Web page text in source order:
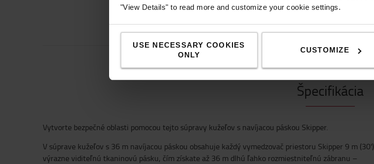
"View Details" to read more and customize your cookie settings.
USE NECESSARY COOKIES
ONLY
CUSTOMIZE
Špecifikácia
Vytvorte bezpečné oblasti pomocou tejto súpravy kužeľov s navíjacou páskou Skipper.
V súprave kužeľov s 36 m navíjacou páskou obsahuje každý vymedzovač priestoru Skipper 9 m (30')
výrazne viditeľnú tkaninovú pásku, čím získate až 36 m dlhú ľahko rozmiestniteľnú zábranu –